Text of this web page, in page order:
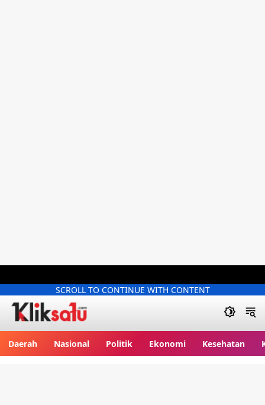
SCROLL TO CONTINUE WITH CONTENT
Daerah Nasional Politik Ekonomi Kesehatan